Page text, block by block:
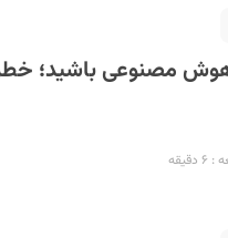
مصنوعی باشید؛